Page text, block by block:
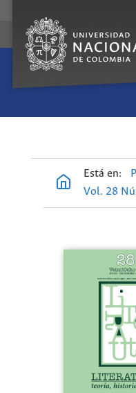
Está en:
Vol. 28